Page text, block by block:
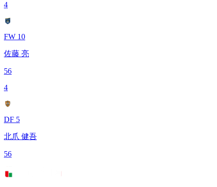
4
FW 10
佐藤 亮
56
4
DF 5
北爪 健吾
56